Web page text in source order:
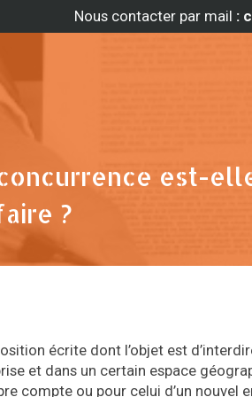
Nous contacter par mail :
est-
?
écrite dont l’objet est
et dans un certain espace
compte ou pour celui d’un nouvel